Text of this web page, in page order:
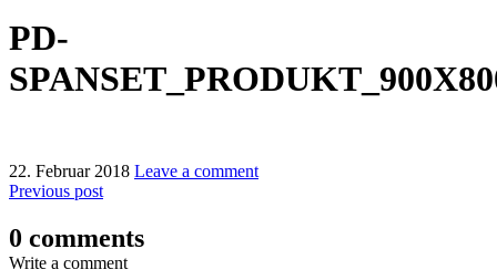
PD-
22. Februar 2018 Leave a comment
Previous post
0 comments
Write a comment